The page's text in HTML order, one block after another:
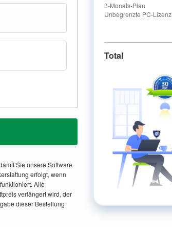
Sie unsere Software
erfolgt, wenn
Alle
verlängert wird, der
dieser Bestellung
3-Monats-Plan
Unbegrenzte PC-Lizenz
Total